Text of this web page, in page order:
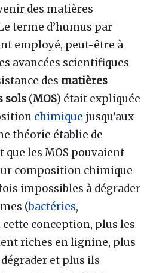
des matières
terme d’humus par
employé, peut-être à
avancées scientifiques
des matières
sols (MOS) était expliquée
chimique jusqu’aux
théorie établie de
que les MOS pouvaient
composition chimique
impossibles à dégrader
(bactéries,
cette conception, plus les
riches en lignine, plus
et plus ils